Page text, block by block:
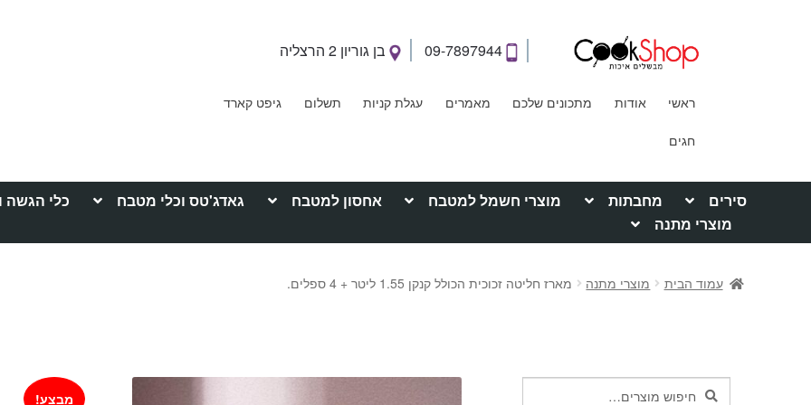
09-7897944 בן גוריון 2 הרצליה
ראשי אודות מתכונים שלכם מאמרים עגלת קניות תשלום גיפט קארד
חגים
סירים מחבתות מוצרי חשמל למטבח אחסון למטבח גאדג'טס וכלי מטבח כלי הגשה
מוצרי מתנה
עמוד הבית מוצרי מתנה מארז חליטה זכוכית הכולל קנקן 1.55 ליטר + 4 ספלים.
מבצע!
חיפושחיפוש